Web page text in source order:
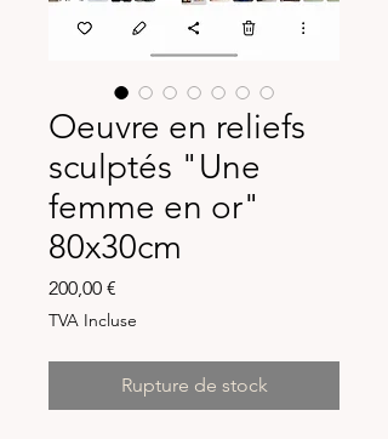
Oeuvre en reliefs
sculptés "Une
femme en or"
80x30cm
200,00 €
TVA Incluse
Rupture de stock